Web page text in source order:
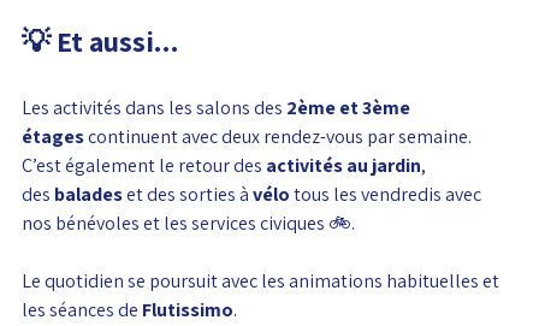
💡 Et aussi...
Les activités dans les salons des 2ème et 3ème
étages continuent avec deux rendez-vous par semaine.
C’est également le retour des activités au jardin,
des balades et des sorties à vélo tous les vendredis avec
nos bénévoles et les services civiques 🚲.
Le quotidien se poursuit avec les animations habituelles et
les séances de Flutissimo.